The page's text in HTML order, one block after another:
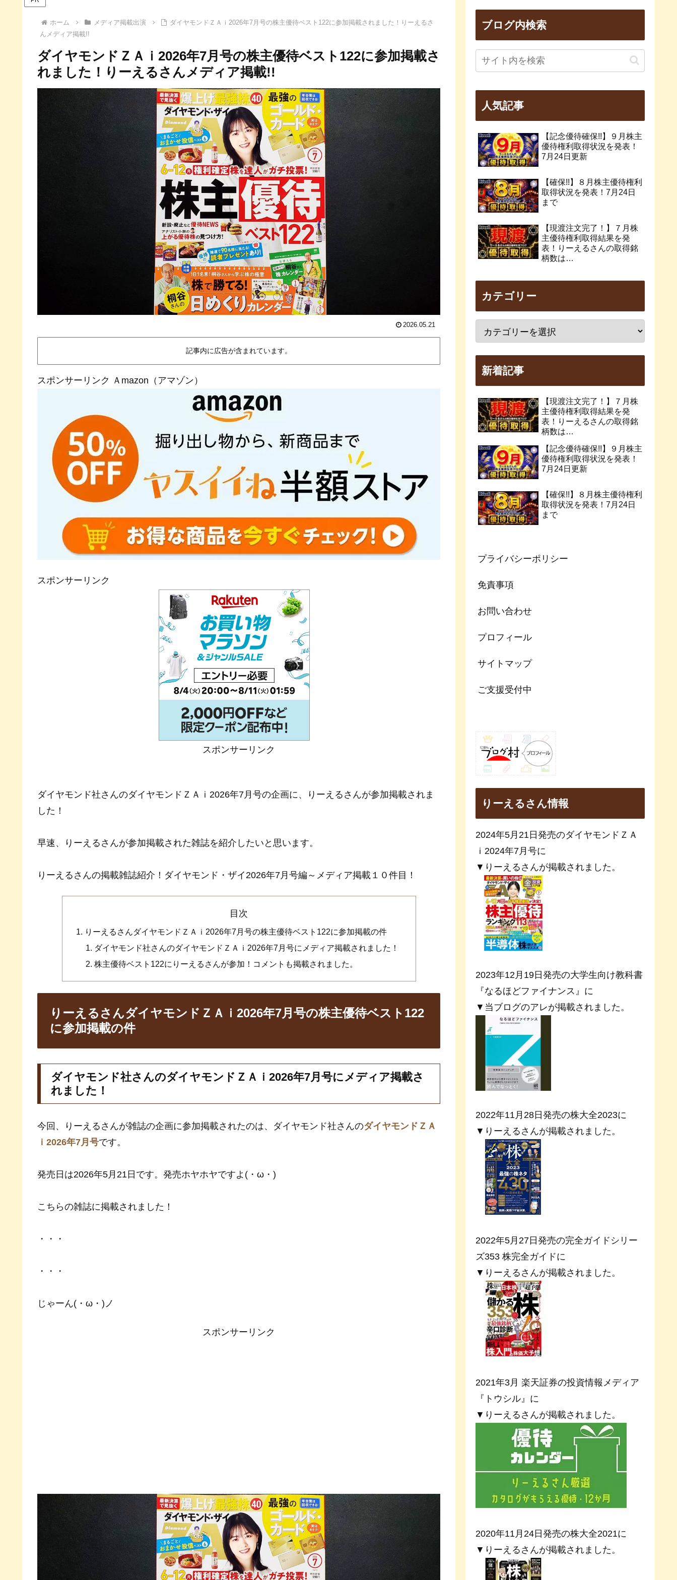
ホーム メディア掲載出演
ダイヤモンドＺＡｉ2026年7月号の株主優待ベスト122に参加掲載されました！りーえるさ
んメディア掲載!!
ダイヤモンドＺＡｉ2026年7月号の株主優待ベスト122に参加掲載さ
れました！りーえるさんメディア掲載!!
2026.05.21
記事内に広告が含まれています。
スポンサーリンク Ａmazon（アマゾン）
スポンサーリンク
スポンサーリンク
ダイヤモンド社さんのダイヤモンドＺＡｉ2026年7月号の企画に、りーえるさんが参加掲載されま
した！
早速、りーえるさんが参加掲載された雑誌を紹介したいと思います。
りーえるさんの掲載雑誌紹介！ダイヤモンド・ザイ2026年7月号編～メディア掲載１０件目！
目次
りーえるさんダイヤモンドＺＡｉ2026年7月号の株主優待ベスト122に参加掲載の件
ダイヤモンド社さんのダイヤモンドＺＡｉ2026年7月号にメディア掲載されました！
株主優待ベスト122にりーえるさんが参加！コメントも掲載されました。
りーえるさんダイヤモンドＺＡｉ2026年7月号の株主優待ベスト122
に参加掲載の件
ダイヤモンド社さんのダイヤモンドＺＡｉ2026年7月号にメディア掲載さ
れました！
今回、りーえるさんが雑誌の企画に参加掲載されたのは、ダイヤモンド社さんのダイヤモンドＺＡ
ｉ2026年7月号です。
発売日は2026年5月21日です。発売ホヤホヤですよ(・ω・)
こちらの雑誌に掲載されました！
・・・
・・・
じゃーん(・ω・)ノ
スポンサーリンク
ブログ内検索
人気記事
【記念優待確保!!】９月株主
優待権利取得状況を発表！
7月24日更新
【確保!!】８月株主優待権利
取得状況を発表！7月24日
まで
【現渡注文完了！】７月株
主優待権利取得結果を発
表！りーえるさんの取得銘
柄数は…
カテゴリー
新着記事
【現渡注文完了！】７月株
主優待権利取得結果を発
表！りーえるさんの取得銘
柄数は…
【記念優待確保!!】９月株主
優待権利取得状況を発表！
7月24日更新
【確保!!】８月株主優待権利
取得状況を発表！7月24日
まで
プライバシーポリシー
免責事項
お問い合わせ
プロフィール
サイトマップ
ご支援受付中
りーえるさん情報
2024年5月21日発売のダイヤモンドＺＡ
ｉ2024年7月号に
▼りーえるさんが掲載されました。
2023年12月19日発売の大学生向け教科書
『なるほどファイナンス』に
▼当ブログのアレが掲載されました。
2022年11月28日発売の株大全2023に
▼りーえるさんが掲載されました。
2022年5月27日発売の完全ガイドシリー
ズ353 株完全ガイドに
▼りーえるさんが掲載されました。
2021年3月 楽天証券の投資情報メディア
『トウシル』に
▼りーえるさんが掲載されました。
2020年11月24日発売の株大全2021に
▼りーえるさんが掲載されました。